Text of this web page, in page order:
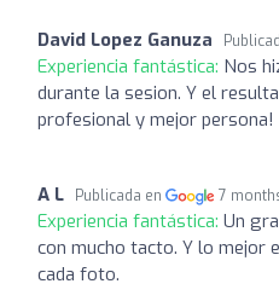
David Lopez Ganuza
Experiencia fantástica: Nos
durante la sesion. Y el
profesional y mejor persona!
A L Publicada en 7
Experiencia fantástica: Un
con mucho tacto. Y lo mejor
cada foto.